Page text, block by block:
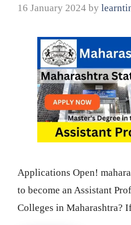
16 January 2024 by
Applications Open!
to become an Assistant
Colleges in Maharashtra?